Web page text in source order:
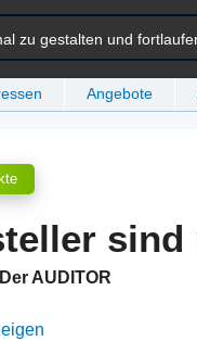
Angebote
zu gestalten und
Der AUDITOR